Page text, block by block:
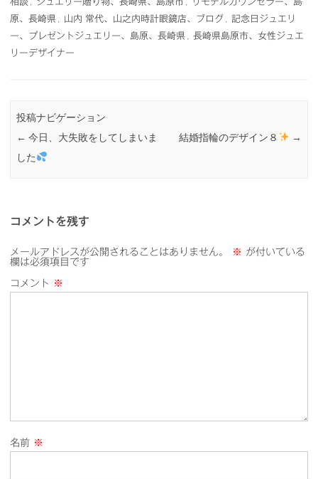
相談 ジュエリー贈り物、長崎県、島原市
リモデルカウンセラー、島
原、長崎県
山内 常代、山之内時計眼鏡店、ブログ
記念日ジュエリ
ー、プレゼントジュエリー、島原、長崎県
長崎県島原市、女性ジュエ
リーデザイナー
投稿ナビゲーション
← 今日、大失敗をしてしまいま
した
結婚指輪のデザイン８ →
コメントを残す
メールアドレスが公開されることはありません。 ※ が付いている
欄は必須項目です
コメント ※
名前 ※